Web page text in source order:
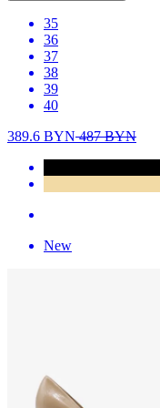
35
36
37
38
39
40
389.6 BYN487BYN
New